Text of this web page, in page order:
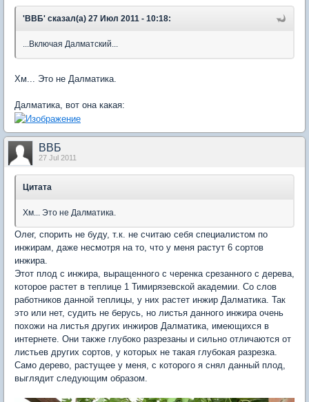
'ВВБ' сказал(а) 27 Июл 2011 - 10:18:
...Включая Далматский...
Хм... Это не Далматика.
Далматика, вот она какая:
ВВБ
27 Jul 2011
Цитата
Хм... Это не Далматика.
Олег, спорить не буду, т.к. не считаю себя специалистом по
инжирам, даже несмотря на то, что у меня растут 6 сортов
инжира.
Этот плод с инжира, выращенного с черенка срезанного с дерева,
которое растет в теплице 1 Тимирязевской академии. Со слов
работников данной теплицы, у них растет инжир Далматика. Так
это или нет, судить не берусь, но листья данного инжира очень
похожи на листья других инжиров Далматика, имеющихся в
интернете. Они также глубоко разрезаны и сильно отличаются от
листьев других сортов, у которых не такая глубокая разрезка.
Само дерево, растущее у меня, с которого я снял данный плод,
выглядит следующим образом.